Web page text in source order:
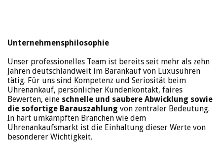
Unternehmensphilosophie
Unser professionelles Team ist bereits seit mehr als zehn
Jahren deutschlandweit im Barankauf von Luxusuhren
tätig. Für uns sind Kompetenz und Seriosität beim
Uhrenankauf, persönlicher Kundenkontakt, faires
Bewerten, eine schnelle und saubere Abwicklung sowie
die sofortige Barauszahlung von zentraler Bedeutung.
In hart umkämpften Branchen wie dem
Uhrenankaufsmarkt ist die Einhaltung dieser Werte von
besonderer Wichtigkeit.